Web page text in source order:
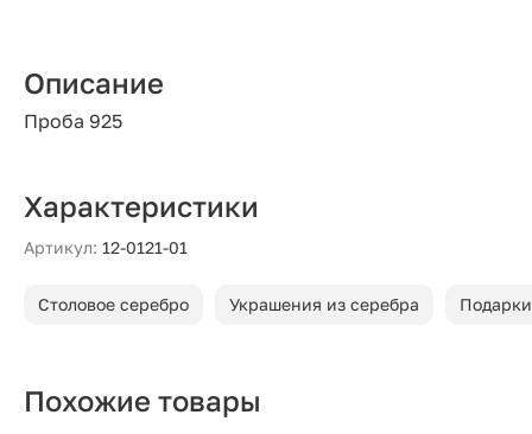
Описание
Проба 925
Характеристики
Артикул: 12-0121-01
Столовое серебро Украшения из серебра
Похожие товары